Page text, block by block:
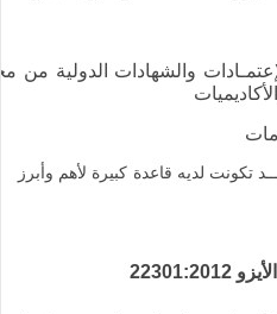
والشهادات الدولية من
تكونت لديه قاعدة كبيرة لأهم وأبرز